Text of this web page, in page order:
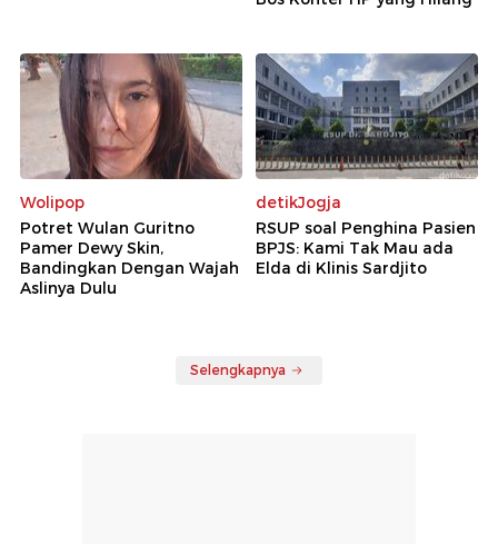
Wolipop
Potret Wulan Guritno
Pamer Dewy Skin,
Bandingkan Dengan Wajah
Aslinya Dulu
detikJogja
RSUP soal Penghina Pasien
BPJS: Kami Tak Mau ada
Elda di Klinis Sardjito
Selengkapnya